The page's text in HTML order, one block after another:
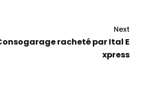
Next
racheté par Ital E
xpress